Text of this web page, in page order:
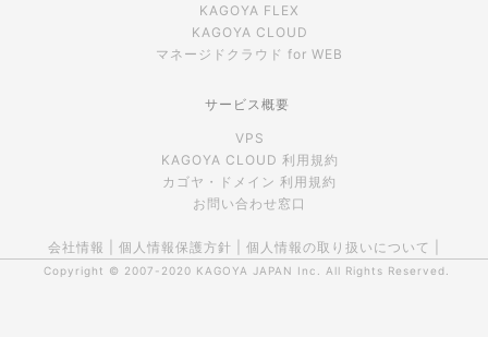
KAGOYA FLEX
KAGOYA CLOUD
マネージドクラウド for WEB
サービス概要
VPS
KAGOYA CLOUD 利用規約
カゴヤ・ドメイン 利用規約
お問い合わせ窓口
会社情報 個人情報保護方針 個人情報の取り扱いについて
Copyright © 2007-2020 KAGOYA JAPAN Inc. All Rights Reserved.